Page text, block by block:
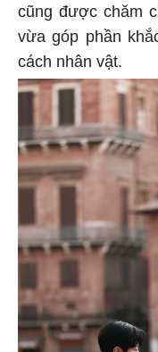
cũng được chăm
vừa góp phần
cách nhân vật.